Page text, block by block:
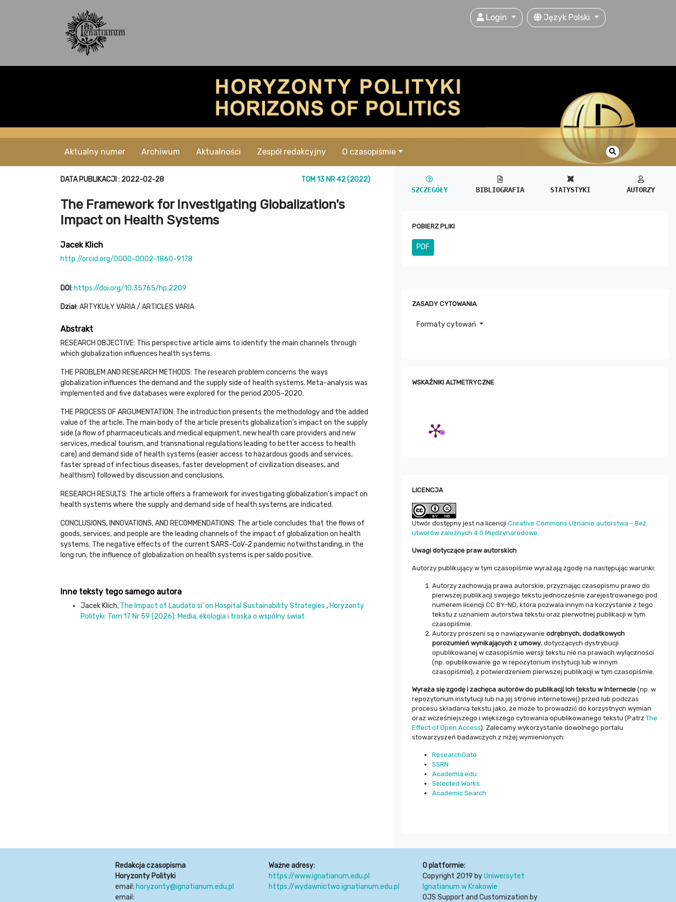
Login Język Polski
Aktualny numer Archiwum Aktualności Zespół redakcyjny O czasopiśmie
DATA PUBLIKACJI : 2022-02-28 TOM 13 NR 42 (2022)
The Framework for Investigating Globalization's
Impact on Health Systems
Jacek Klich
http://orcid.org/0000-0002-1860-9178
DOI: https://doi.org/10.35765/hp.2209
Dział: ARTYKUŁY VARIA / ARTICLES VARIA
Abstrakt
RESEARCH OBJECTIVE: This perspective article aims to identify the main channels through
which globalization influences health systems.
THE PROBLEM AND RESEARCH METHODS: The research problem concerns the ways
globalization influences the demand and the supply side of health systems. Meta-analysis was
implemented and five databases were explored for the period 2005–2020.
THE PROCESS OF ARGUMENTATION: The introduction presents the methodology and the added
value of the article. The main body of the article presents globalization’s impact on the supply
side (a flow of pharmaceuticals and medical equipment, new health care providers and new
services, medical tourism, and transnational regulations leading to better access to health
care) and demand side of health systems (easier access to hazardous goods and services,
faster spread of infectious diseases, faster development of civilization diseases, and
healthism) followed by discussion and conclusions.
RESEARCH RESULTS: The article offers a framework for investigating globalization’s impact on
health systems where the supply and demand side of health systems are indicated.
CONCLUSIONS, INNOVATIONS, AND RECOMMENDATIONS: The article concludes that the flows of
goods, services, and people are the leading channels of the impact of globalization on health
systems. The negative effects of the current SARS-CoV-2 pandemic notwithstanding, in the
long run, the influence of globalization on health systems is per saldo positive.
Inne teksty tego samego autora
Jacek Klich, The Impact of Laudato si’ on Hospital Sustainability Strategies , Horyzonty
Polityki: Tom 17 Nr 59 (2026): Media, ekologia i troska o wspólny świat
SZCZEGÓŁY BIBLIOGRAFIA STATYSTYKI AUTORZY
POBIERZ PLIKI
PDF
ZASADY CYTOWANIA
Formaty cytowań
WSKAŹNIKI ALTMETRYCZNE
LICENCJA
Utwór dostępny jest na licencji Creative Commons Uznanie autorstwa – Bez
utworów zależnych 4.0 Międzynarodowe
Uwagi dotyczące praw autorskich
Autorzy publikujący w tym czasopiśmie wyrażają zgodę na następując warunki:
Autorzy zachowują prawa autorskie, przyznając czasopismu prawo do
pierwszej publikacji swojego tekstu jednocześnie zarejestrowanego pod
numerem licencji CC BY-ND, która pozwala innym na korzystanie z tego
tekstu z uznaniem autorstwa tekstu oraz pierwotnej publikacji w tym
czasopiśmie.
Autorzy proszeni są o nawiązywanie odrębnych, dodatkowych
porozumień wynikających z umowy, dotyczących dystrybucji
opublikowanej w czasopiśmie wersji tekstu nie na prawach wyłączności
(np. opublikowanie go w repozytorium instytucji lub w innym
czasopiśmie), z potwierdzeniem pierwszej publikacji w tym czasopiśmie.
Wyraża się zgodę i zachęca autorów do publikacji ich tekstu w Internecie (np. w
repozytorium instytucji lub na jej stronie internetowej) przed lub podczas
procesu składania tekstu jako, że może to prowadzić do korzystnych wymian
oraz wcześniejszego i większego cytowania opublikowanego tekstu (Patrz The
Effect of Open Access). Zalecamy wykorzystanie dowolnego portalu
stowarzyszeń badawczych z niżej wymienionych:
ResearchGate
SSRN
Academia.edu
Selected Works
Academic Search
Redakcja czasopisma
Horyzonty Polityki
email: horyzonty@ignatianum.edu.pl
email:
Ważne adresy:
https://www.ignatianum.edu.pl
https://wydawnictwo.ignatianum.edu.pl
O platformie:
Copyright 2019 byUniwersytet
Ignatianum w Krakowie
OJS Support and Customization by